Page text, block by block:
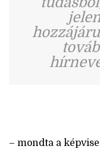
– mondta a